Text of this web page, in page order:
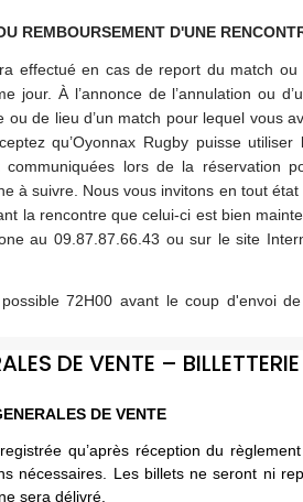
REMBOURSEMENT D'UNE
effectué en cas de report du match ou
jour. À l’annonce de l’annulation ou
ou de lieu d’un match pour lequel vous
qu’Oyonnax Rugby puisse utiliser
lors de la réservation
à suivre. Nous vous invitons en tout état
la rencontre que celui-ci est bien
au 09.87.87.66.43 ou sur le site
72H00 avant le coup d'envoi
DE VENTE – BILLETTERIE
DE VENTE
qu’après réception du
nécessaires. Les billets ne seront ni
sera délivré.